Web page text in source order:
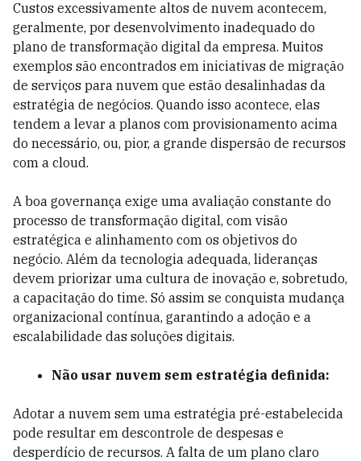
Custos excessivamente altos de nuvem acontecem,
geralmente, por desenvolvimento inadequado do
plano de transformação digital da empresa. Muitos
exemplos são encontrados em iniciativas de migração
de serviços para nuvem que estão desalinhadas da
estratégia de negócios. Quando isso acontece, elas
tendem a levar a planos com provisionamento acima
do necessário, ou, pior, a grande dispersão de recursos
com a cloud.
A boa governança exige uma avaliação constante do
processo de transformação digital, com visão
estratégica e alinhamento com os objetivos do
negócio. Além da tecnologia adequada, lideranças
devem priorizar uma cultura de inovação e, sobretudo,
a capacitação do time. Só assim se conquista mudança
organizacional contínua, garantindo a adoção e a
escalabilidade das soluções digitais.
Não usar nuvem sem estratégia definida:
Adotar a nuvem sem uma estratégia pré-estabelecida
pode resultar em descontrole de despesas e
desperdício de recursos. A falta de um plano claro